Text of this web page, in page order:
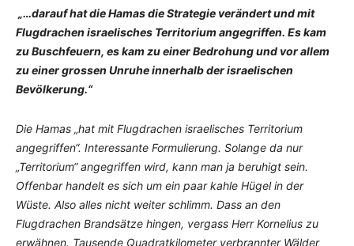
„…darauf hat die Hamas die Strategie verändert und mit
Flugdrachen israelisches Territorium angegriffen. Es kam
zu Buschfeuern, es kam zu einer Bedrohung und vor allem
zu einer grossen Unruhe innerhalb der israelischen
Bevölkerung.“
Die Hamas „hat mit Flugdrachen israelisches Territorium
angegriffen“. Interessante Formulierung. Solange da nur
„Territorium“ angegriffen wird, kann man ja beruhigt sein.
Offenbar handelt es sich um ein paar kahle Hügel in der
Wüste. Also alles nicht weiter schlimm. Dass an den
Flugdrachen Brandsätze hingen, vergass Herr Kornelius zu
erwähnen. Tausende Quadratkilometer verbrannter Wälder